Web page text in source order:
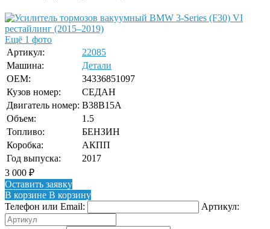
Ещё 1 фото
Артикул:
22085
Машина:
Детали
OEM:
34336851097
Кузов номер:
СЕДАН
Двигатель номер: B38B15A
Объем:
1.5
Топливо:
БЕНЗИН
Коробка:
АКПП
Год выпуска:
2017
3 000 ₽
Оставить заявку
В корзине В корзину
Телефон или Email:
Артикул: